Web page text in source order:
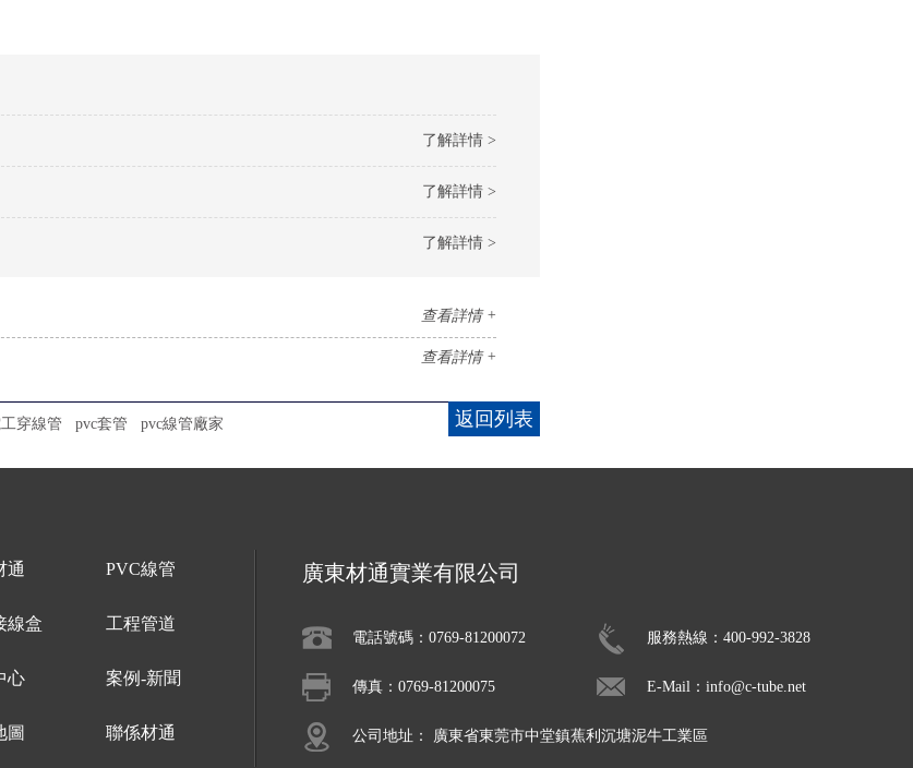
了解詳情 >
了解詳情 >
了解詳情 >
查看詳情 +
查看詳情 +
返回列表
穿線管 pvc套管 pvc線管廠家
通 PVC線管
線盒 工程管道
心 案例-新聞
圖 聯係材通
廣東材通實業有限公司
電話號碼：0769-81200072 服務熱線：400-992-3828
傳真：0769-81200075 E-Mail：info@c-tube.net
公司地址： 廣東省東莞市中堂鎮蕉利沉塘泥牛工業區